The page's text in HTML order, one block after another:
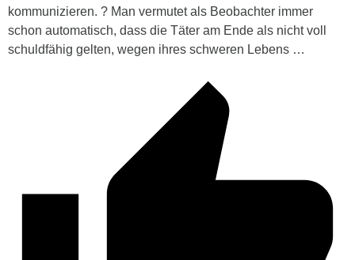
kommunizieren. ? Man vermutet als Beobachter immer
schon automatisch, dass die Täter am Ende als nicht voll
schuldfähig gelten, wegen ihres schweren Lebens …